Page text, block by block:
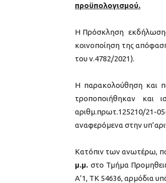
προϋπολογισμού.
Η Πρόσκληση εκδήλωσης
κοινοποίηση της
του ν.4782/2021).
Η παρακολούθηση και
τροποποιήθηκαν και
αριθμ.πρωτ.125210/21-
αναφερόμενα στην
Κατόπιν των ανωτέρω,
μ.μ. στο Τμήμα
Α’1, ΤΚ 54636, αρμόδια